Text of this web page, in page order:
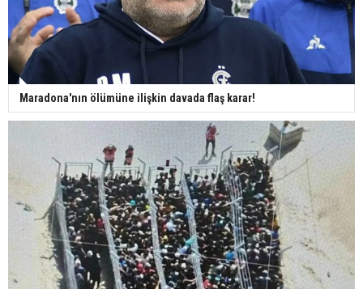
Maradona'nın ölümüne ilişkin davada flaş karar!